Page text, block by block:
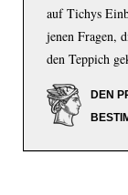
auf Tichys
jenen Fragen,
den Teppich
DEN